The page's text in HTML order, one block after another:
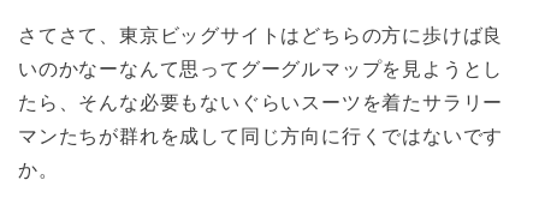
さてさて、東京ビッグサイトはどちらの方に歩けば良
いのかなーなんて思ってグーグルマップを見ようとし
たら、そんな必要もないぐらいスーツを着たサラリー
マンたちが群れを成して同じ方向に行くではないです
か。